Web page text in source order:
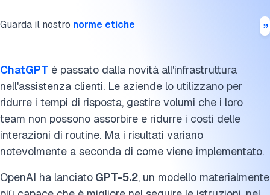
Guarda il nostro norme etiche
ChatGPT è passato dalla novità all'infrastruttura
nell'assistenza clienti. Le aziende lo utilizzano per
ridurre i tempi di risposta, gestire volumi che i loro
team non possono assorbire e ridurre i costi delle
interazioni di routine. Ma i risultati variano
notevolmente a seconda di come viene implementato.
OpenAI ha lanciato GPT-5.2, un modello materialmente